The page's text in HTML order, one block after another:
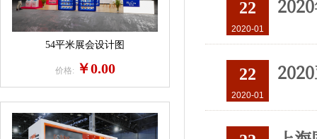
22
2020-01
22
2020-01
54平米展会设计图
价格: ￥0.00